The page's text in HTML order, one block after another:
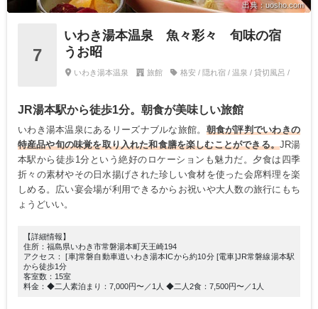
出典：uosho.com
7
いわき湯本温泉 魚々彩々 旬味の宿
うお昭
いわき湯本温泉 旅館 格安 / 隠れ宿 / 温泉 / 貸切風呂 /
JR湯本駅から徒歩1分。朝食が美味しい旅館
いわき湯本温泉にあるリーズナブルな旅館。 朝食が評判でいわきの
特産品や旬の味覚を取り入れた和食膳を楽しむことができる。JR湯
本駅から徒歩1分という絶好のロケーションも魅力だ。夕食は四季
折々の素材やその日水揚げされた珍しい食材を使った会席料理を楽
しめる。広い宴会場が利用できるからお祝いや大人数の旅行にもち
ょうどいい。
【詳細情報】
住所：福島県いわき市常磐湯本町天王崎194
アクセス： [車]常磐自動車道いわき湯本ICから約10分 [電車]JR常磐線湯本駅
から徒歩1分
客室数：15室
料金：◆二人素泊まり：7,000円〜／1人 ◆二人2食：7,500円〜／1人